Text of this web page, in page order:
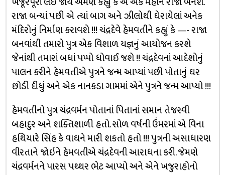
રાજા બન્યાં પછી એ ત્યાં બાગ અને ઝીલોથી ઘેરાયેલાં અનેક
મંદિરોનું નિર્માણ કરાવશે !!! ચંદ્રદેવે હેમવતીને કહ્યું કે —- રાજા
બનવાંથી તમારો પુત્ર એક વિશાળ યજ્ઞનું આયોજન કરશે
જેનાંથી તમારાં બધાં પપ્પો ધોવાઈ જશે !! ચંદ્રદેવનાં આદેશોનું
પાલન કરીને હેમવતીએ પુત્રને જન્મ આપ્યાં પછી પોતાનું ઘર
છોડી દીધું અને એક નાનકડા ગામમાં એને પુત્રને જન્મ આપ્યો !!!
હેમવતીનો પુત્ર ચંદ્રવર્મન પોતાનાં પિતાનાં સમાન તેજસ્વી
બહાદુર અને શક્તિશાળી હતો. સોળ વર્ષની ઉંમરમાં એ વિના
હથિયારે સિંહ કે વાઘને મારી શકતો હતો !!! પુત્રની અસાધારણ
વીરતાને જોઇને હેમવતીએ ચંદ્રદેવની આરાધના કરી. જેમણે
ચંદ્રવર્મનને પારસ પથ્થર ભેટ આપ્યો અને એને ખજુરાહોનો